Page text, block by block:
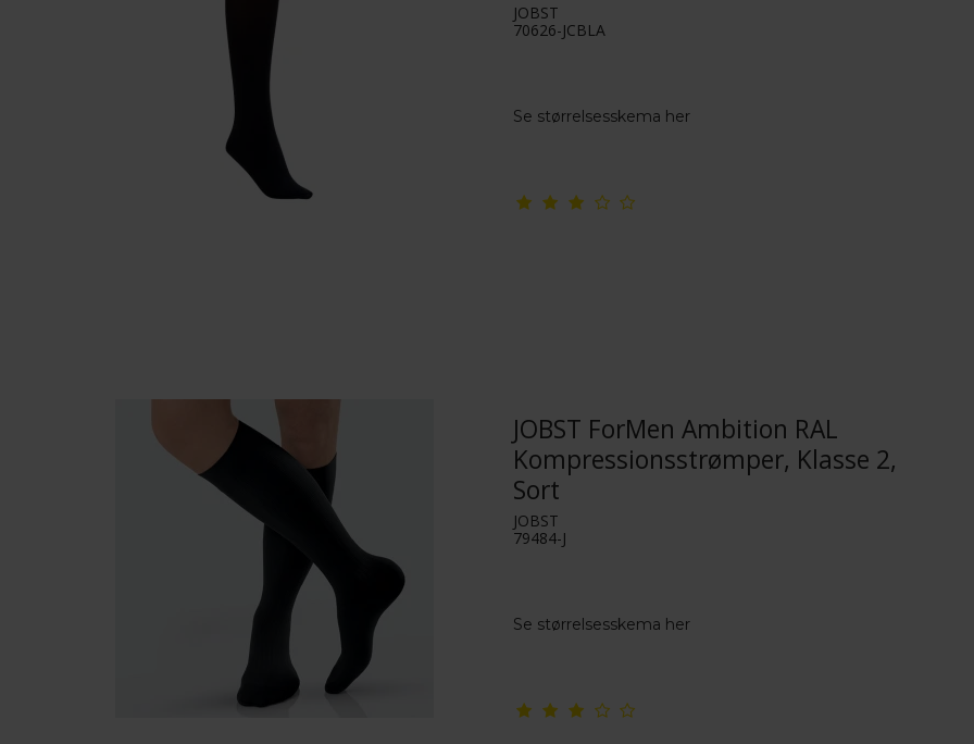
JOBST
70626-JCBLA
Se størrelsesskema her
JOBST ForMen Ambition RAL
Kompressionsstrømper, Klasse 2,
Sort
JOBST
79484-J
Se størrelsesskema her